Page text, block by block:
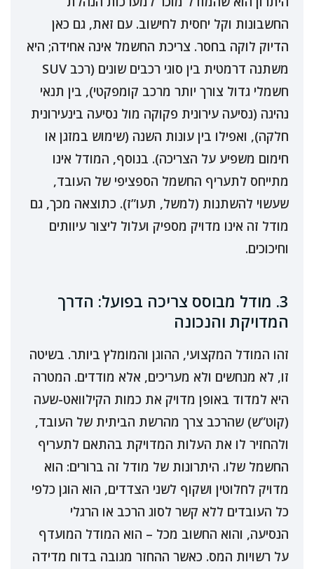
החשבונות וקל יחסית לחישוב. עם זאת, גם כאן
הדיוק לוקה בחסר. צריכת החשמל אינה אחידה; היא
משתנה דרמטית בין סוגי רכבים שונים (רכב SUV
חשמלי גדול צורך יותר מרכב קומפקטי), בין תנאי
נהיגה (נסיעה עירונית פקוקה מול נסיעה בינעירונית
חלקה), ואפילו בין עונות השנה (שימוש במזגן או
חימום משפיע על הצריכה). בנוסף, המודל אינו
מתייחס לתעריף החשמל הספציפי של העובד,
שעשוי להשתנות (למשל, תעו”ז). כתוצאה מכך, גם
מודל זה אינו מדויק מספיק ועלול ליצור עיוותים
וחיכוכים.
3. מודל מבוסס צריכה בפועל: הדרך
המדויקת והנכונה
זהו המודל המקצועי, ההוגן והמומלץ ביותר. בשיטה
זו, לא מנחשים ולא מעריכים, אלא מודדים. המטרה
היא למדוד באופן מדויק את כמות הקילוואט-שעה
(קוט”ש) שהרכב צרך מהרשת הביתית של העובד,
ולהחזיר לו את העלות המדויקת בהתאם לתעריף
החשמל שלו. היתרונות של מודל זה ברורים: הוא
מדויק לחלוטין ושקוף לשני הצדדים, הוא הוגן כלפי
כל העובדים ללא קשר לסוג הרכב או הרגלי
הנסיעה, והוא החשוב מכל – הוא המודל המועדף
על רשויות המס. כאשר ההחזר מגובה בדוח מדידה